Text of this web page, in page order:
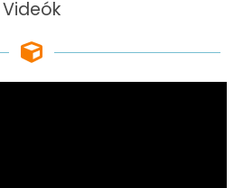
Videók